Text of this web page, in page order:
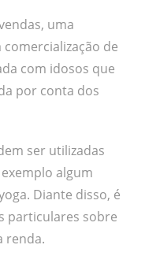
uma
de
com idosos que
por conta dos
ser utilizadas
algum
Diante disso, é
particulares sobre
renda.